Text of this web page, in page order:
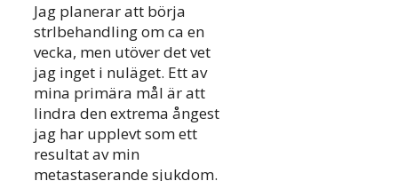
Jag planerar att börja
strlbehandling om ca en
vecka, men utöver det vet
jag inget i nuläget. Ett av
mina primära mål är att
lindra den extrema ångest
jag har upplevt som ett
resultat av min
metastaserande sjukdom.